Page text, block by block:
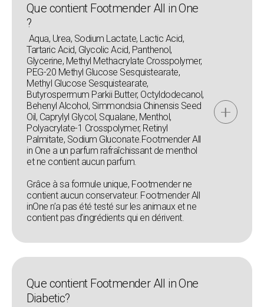
Que contient Footmender All in One
?
Aqua, Urea, Sodium Lactate, Lactic Acid,
Tartaric Acid, Glycolic Acid, Panthenol,
Glycerine, Methyl Methacrylate Crosspolymer,
PEG-20 Methyl Glucose Sesquistearate,
Methyl Glucose Sesquistearate,
Butyrospermum Parkii Butter, Octyldodecanol,
Behenyl Alcohol, Simmondsia Chinensis Seed
Oil, Caprylyl Glycol, Squalane, Menthol,
Polyacrylate-1 Crosspolymer, Retinyl
Palmitate, Sodium Gluconate.Footmender All
in One a un parfum rafraîchissant de menthol
et ne contient aucun parfum.
Grâce à sa formule unique, Footmender ne
contient aucun conservateur. Footmender All
inOne n’a pas été testé sur les animaux et ne
contient pas d’ingrédients qui en dérivent.
Que contient Footmender All in One
Diabetic?